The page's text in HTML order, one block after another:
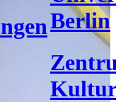
Berlin